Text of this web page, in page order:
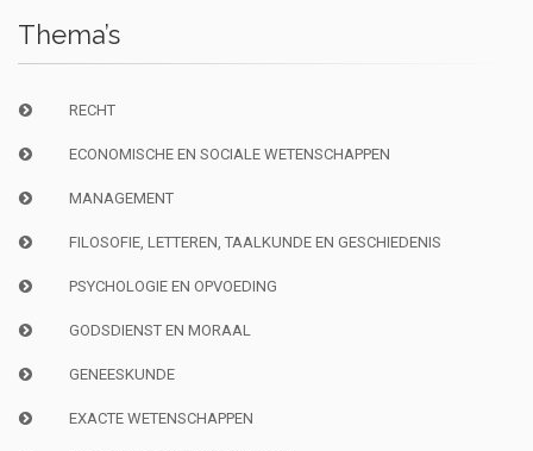
Thema’s
RECHT
ECONOMISCHE EN SOCIALE WETENSCHAPPEN
MANAGEMENT
FILOSOFIE, LETTEREN, TAALKUNDE EN GESCHIEDENIS
PSYCHOLOGIE EN OPVOEDING
GODSDIENST EN MORAAL
GENEESKUNDE
EXACTE WETENSCHAPPEN